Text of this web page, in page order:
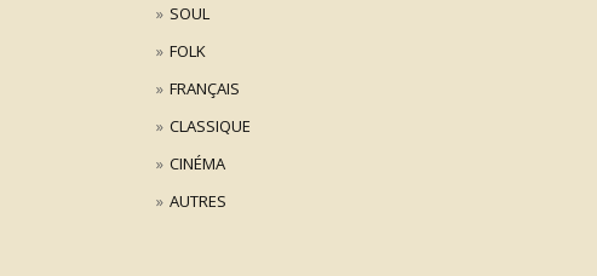
SOUL
FOLK
FRANÇAIS
CLASSIQUE
CINÉMA
AUTRES